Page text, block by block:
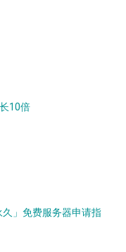
10倍
」免费服务器申请指